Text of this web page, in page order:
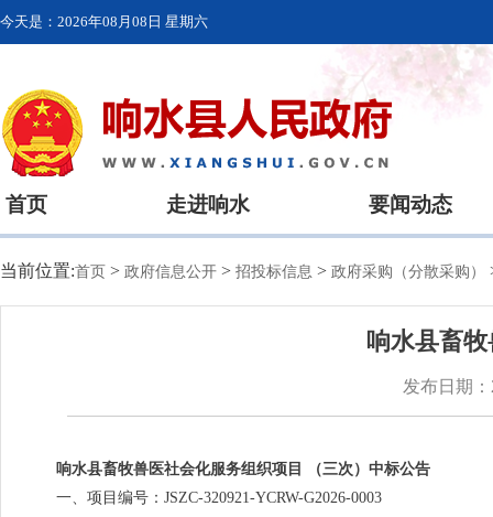
今天是： 2026年08月08日 星期六
首页 走进响水 要闻动态
当前位置:首页 > 政府信息公开 > 招投标信息 > 政府采购（分散采购）
响水县畜
发布日期
响水县畜牧兽医社会化服务组织项目 （三次）中标公告
一、项目编号：JSZC-320921-YCRW-G2026-0003